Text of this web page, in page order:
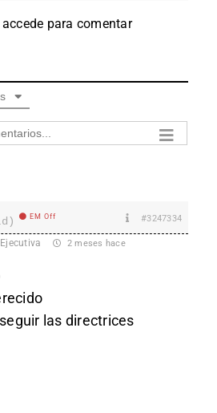
para comentar
EM Off #3247334
2 meses hace
las directrices